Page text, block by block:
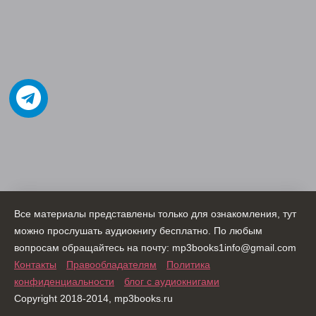
Все материалы представлены только для ознакомления, тут
можно прослушать аудиокнигу бесплатно. По любым
вопросам обращайтесь на почту: mp3books1info@gmail.com
Контакты
Правообладателям
Политика
конфиденциальности
блог с аудиокнигами
Copyright 2018-2014, mp3books.ru